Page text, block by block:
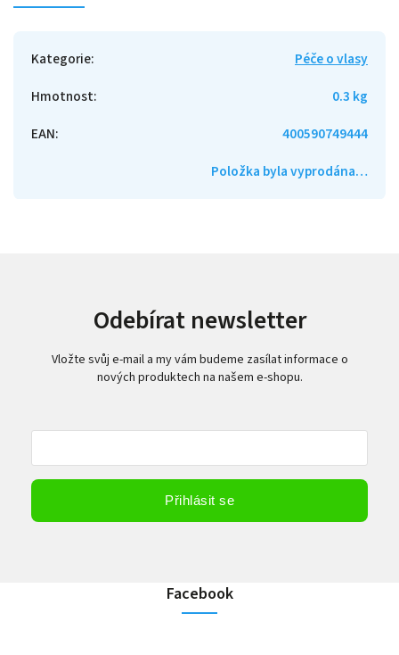
Kategorie:
Péče o vlasy
Hmotnost:
0.3 kg
EAN:
400590749444
Položka byla vyprodána…
Odebírat newsletter
Vložte svůj e-mail a my vám budeme zasílat informace o
nových produktech na našem e-shopu.
Přihlásit se
Facebook